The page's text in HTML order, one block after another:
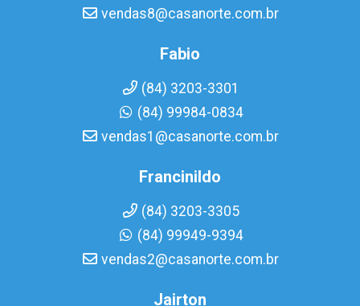
vendas8@casanorte.com.br
Fabio
(84) 3203-3301
(84) 99984-0834
vendas1@casanorte.com.br
Francinildo
(84) 3203-3305
(84) 99949-9394
vendas2@casanorte.com.br
Jairton